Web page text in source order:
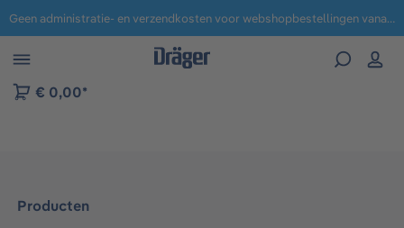
naar navigatie B2B-platform Geen administratie- en verzendkosten voor webshopbestellingen vanaf € 100,-.
€ 0,00*
Producten